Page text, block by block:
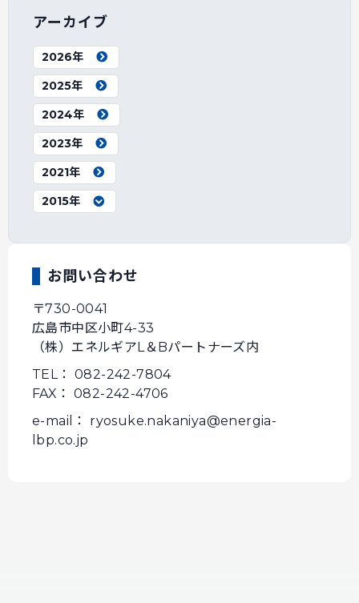
アーカイブ
2026年
2025年
2024年
2023年
2021年
2015年
お問い合わせ
〒730-0041
広島市中区小町4-33
（株）エネルギアL＆Bパートナーズ内
TEL： 082-242-7804
FAX： 082-242-4706
e-mail： ryosuke.nakaniya@energia-
lbp.co.jp